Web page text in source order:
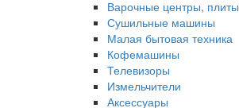
Варочные центры, плиты
Сушильные машины
Малая бытовая техника
Кофемашины
Телевизоры
Измельчители
Аксессуары